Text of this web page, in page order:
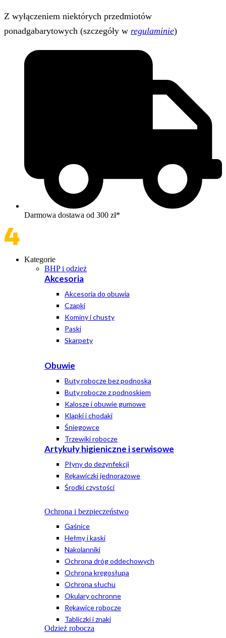
Z wyłączeniem niektórych przedmiotów
ponadgabarytowych (szczegóły w regulaminie)
Darmowa dostawa od 300 zł*
Kategorie
BHP i odzież
Akcesoria
Akcesoria do obuwia
Czapki
Kominy i chusty
Paski
Skarpety
Obuwie
Buty robocze bez podnoska
Buty robocze z podnoskiem
Kalosze i obuwie gumowe
Klapki i chodaki
Śniegowce
Trzewiki robocze
Artykuły higieniczne i serwisowe
Płyny do dezynfekcji
Rękawiczki jednorazowe
Środki czystości
Ochrona i bezpieczeństwo
Gaśnice
Hełmy i kaski
Nakolanniki
Ochrona dróg oddechowych
Ochrona kręgosłupa
Ochrona słuchu
Okulary ochronne
Rękawice robocze
Tabliczki i znaki
Odzież robocza